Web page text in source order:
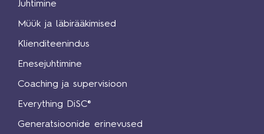
Juhtimine
Müük ja läbirääkimised
Klienditeenindus
Enesejuhtimine
Coaching ja supervisioon
Everything DiSC®
Generatsioonide erinevused